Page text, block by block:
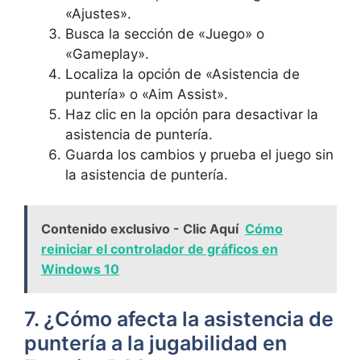
«Ajustes».
Busca la sección de «Juego» o
«Gameplay».
Localiza la opción de «Asistencia de
puntería» o «Aim Assist».
Haz clic en la opción para desactivar la
asistencia de puntería.
Guarda los cambios y prueba el juego sin
la asistencia de puntería.
Contenido exclusivo - Clic Aquí Cómo
reiniciar el controlador de gráficos en
Windows 10
7. ¿Cómo afecta la asistencia de
puntería a la jugabilidad en